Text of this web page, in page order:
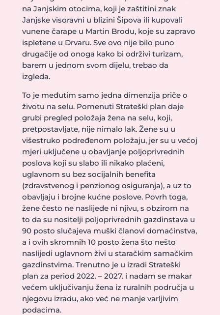
na Janjskim otocima, koji je zaštitini znak
Јanjske visoravni u blizini Šipova ili kupovali
vunene čarape u Martin Brodu, koje su zapravo
ispletene u Drvaru. Sve ovo nije bilo puno
drugačije od onoga kako bi održivi turizam,
barem u jednom svom dijelu, trebao da
izgleda.
To je međutim samo jedna dimenzija priče o
životu na selu. Pomenuti Strateški plan daje
grubi pregled položaja žena na selu, koji,
pretpostavljate, nije nimalo lak. Žene su u
višestruko podređenom položaju, jer su u većoj
mjeri uključene u obavljanje poljoprivrednih
poslova koji su slabo ili nikako plaćeni,
uglavnom su bez socijalnih benefita
(zdravstvenog i penzionog osiguranja), a uz to
obavljaju i brojne kućne poslove. Povrh toga,
žene često ne naslijede ni njivu, s obzirom na
to da su nositelji poljoprivrednih gazdinstava u
90 posto slučajeva muški članovi domaćinstva,
a i ovih skromnih 10 posto žena što nešto
naslijedi uglavnom živi u staračkim samačkim
gazdinstvima. Trenutno je u izradi Strateški
plan za period 2022. – 2027. i nadam se makar
većem uključivanju žena iz ruralnih područja u
njegovu izradu, ako već ne manje varljivim
podacima.